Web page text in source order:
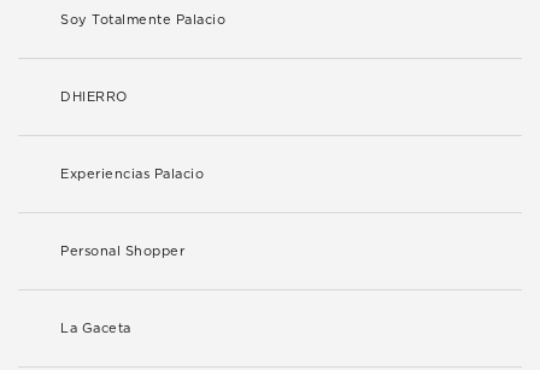
Soy Totalmente Palacio
DHIERRO
Experiencias Palacio
Personal Shopper
La Gaceta